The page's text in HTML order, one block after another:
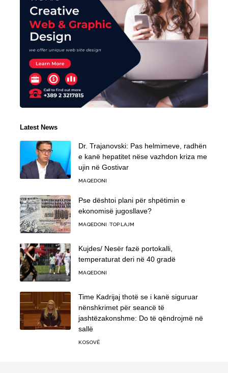
Latest News
Dr. Trajanovski: Pas helmimeve, radhën
e kanë hepatitet nëse vazhdon kriza me
ujin në Gostivar
MAQEDONI
Pse dështoi plani për shpëtimin e
ekonomisë jugosllave?
MAQEDONI TOP LAJM
Kujdes/ Nesër fazë portokalli,
temperaturat deri në 40 gradë
MAQEDONI
Time Kadrijaj thotë se i kanë siguruar
nënshkrimet për seancë të
jashtëzakonshme: Do të qëndrojmë në
sallë
KOSOVË